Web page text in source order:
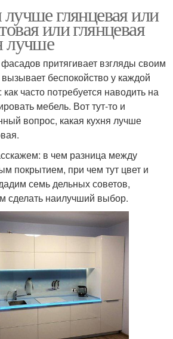
глянцевая или
или глянцевая
лучше
притягивает взгляды своим
беспокойство у каждой
часто потребуется наводить на
мебель. Вот тут-то и
вопрос, какая кухня лучше
в чем разница между
покрытием, при чем тут цвет и
семь дельных советов,
сделать наилучший выбор.